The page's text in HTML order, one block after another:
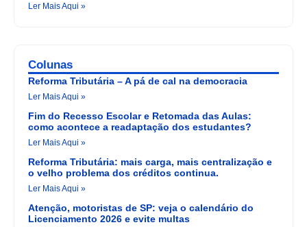
Ler Mais Aqui »
Colunas
Reforma Tributária – A pá de cal na democracia
Ler Mais Aqui »
Fim do Recesso Escolar e Retomada das Aulas:
como acontece a readaptação dos estudantes?
Ler Mais Aqui »
Reforma Tributária: mais carga, mais centralização e
o velho problema dos créditos continua.
Ler Mais Aqui »
Atenção, motoristas de SP: veja o calendário do
Licenciamento 2026 e evite multas